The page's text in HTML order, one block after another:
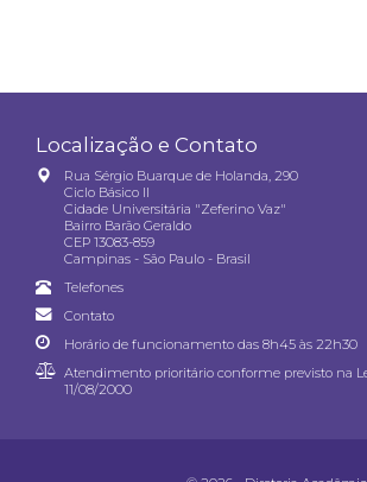
Localização e Contato
Rua Sérgio Buarque de Holanda, 290
Ciclo Básico II
Cidade Universitária "Zeferino Vaz"
Bairro Barão Geraldo
CEP 13083-859
Campinas - São Paulo - Brasil
Telefones
Contato
Horário de funcionamento das 8h45 às 22h30
Atendimento prioritário conforme previsto na
11/08/2000